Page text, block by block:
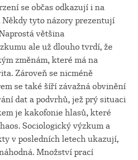
se občas odkazují i na
tyto názory prezentují
většina
ale už dlouho tvrdí, že
změnám, které má na
Zároveň se nicméně
se také šíří závažná obvinění
dat a podvrhů, jež prý situaci
je kakofonie hlasů, které
Sociologický výzkum a
v posledních letech ukazují,
Množství prací